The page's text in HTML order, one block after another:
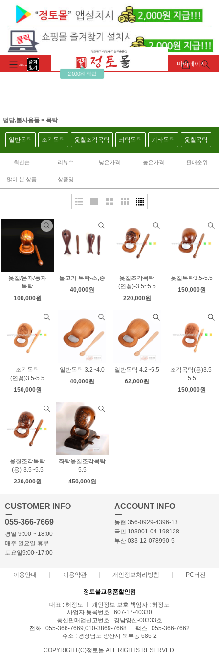
로그인 회원가입
2,000원 적립
주문조회 마이페이지
법당,불사용품 > 목탁
일반목탁 조각목탁 옻칠조각목탁 좌탁목탁 기타목탁 옻칠목탁
최신순 리뷰수 낮은가격 높은가격 판매순위
많이 본 상품 상품명
옻칠/옴자/동자
목탁
100,000원
물고기 목탁-소,중
40,000원
옻칠조각목탁
(연꽃)-3.5~5.5
220,000원
옻칠목탁3.5-5.5
150,000원
조각목탁
(연꽃)3.5-5.5
150,000원
일반목탁 3.2~4.0
40,000원
일반목탁 4.2~5.5
62,000원
조각목탁(용)3.5-
5.5
150,000원
옻칠조각목탁
(용)-3.5~5.5
220,000원
좌탁옻칠조각목탁
5.5
450,000원
CUSTOMER INFO
ㅡ
055-366-7669
평일 9::00 ~ 18:00
매주 일요일 휴무
토요일9:00~17:00
ACCOUNT INFO
ㅡ
농협 356-0929-4396-13
국민 103001-04-198128
부산 033-12-078990-5
이용안내 이용약관 개인정보처리방침 PC버전
정토불교용품할인점
대표 : 허정도 ㅣ 개인정보 보호 책임자 : 허정도
사업자 등록번호 : 607-17-40330
통신판매업신고번호 : 경남양산-00333호
전화 : 055-366-7669,010-3869-7668 ㅣ 팩스 : 055-366-7662
주소 : 경상남도 양산시 북부동 686-2
COPYRIGHT(C)정토몰 ALL RIGHTS RESERVED.